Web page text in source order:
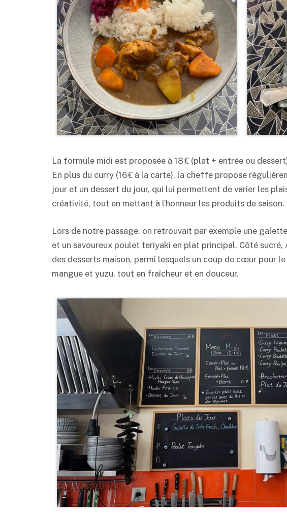
La formule midi est proposée à 18 € (plat + entrée ou
En plus du curry (16 € à la carte), la cheffe propose
jour et un dessert du jour, qui lui permettent de varier les
créativité, tout en mettant à l’honneur les produits de saison.
Lors de notre passage, on retrouvait par exemple une
et un savoureux poulet teriyaki en plat principal. Côté
des desserts maison, parmi lesquels un coup de cœur pour
mangue et yuzu, tout en fraîcheur et en douceur.